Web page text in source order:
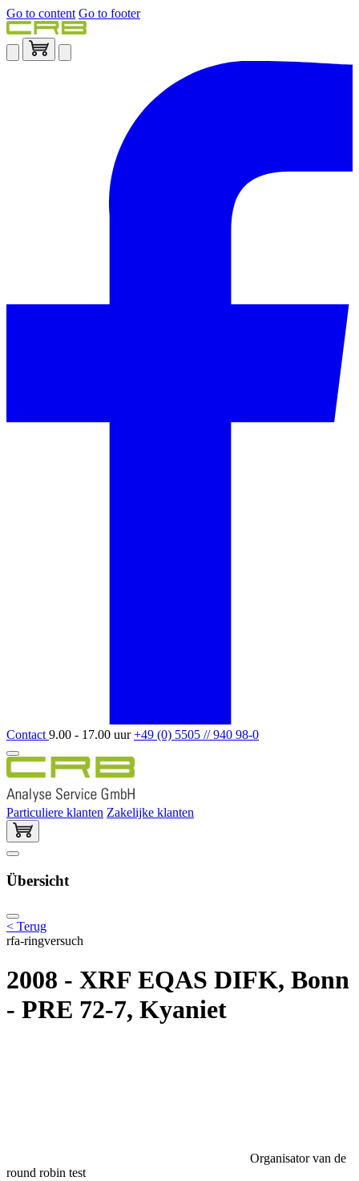
Go to content Go to footer
Contact 9.00 - 17.00 uur+49 (0) 5505 // 940 98-0
Particuliere klanten Zakelijke klanten
Übersicht
< Terug
rfa-ringversuch
2008 - XRF EQAS DIFK, Bonn
- PRE 72-7, Kyaniet
Organisator van de
round robin test